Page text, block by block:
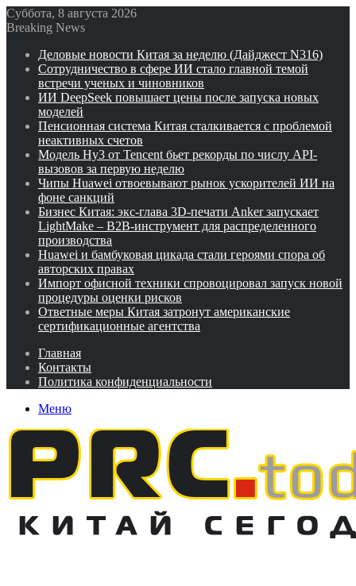
Суббота, 8 августа 2026
Breaking News
Деловые новости Китая за неделю (Дайджест N316)
Сотрудничество в сфере ИИ стало главной темой
встречи ученых и чиновников
ИИ DeepSeek повышает цены после запуска новых
моделей
Пенсионная система Китая сталкивается с проблемой
неактивных счетов
Модель Hy3 от Tencent бьет рекорды по числу API-
вызовов за первую неделю
Чипы Huawei отвоевывают рынок ускорителей ИИ на
фоне санкций
Бизнес Китая: экс-глава 3D-печати Anker запускает
LightMake – B2B-инструмент для распределенного
производства
Huawei и бамбуковая цикада стали героями спора об
авторских правах
Импорт офисной техники спровоцировал запуск новой
процедуры оценки рисков
Ответные меры Китая затронут американские
сертификационные агентства
Главная
Контакты
Политика конфиденциальности
Меню